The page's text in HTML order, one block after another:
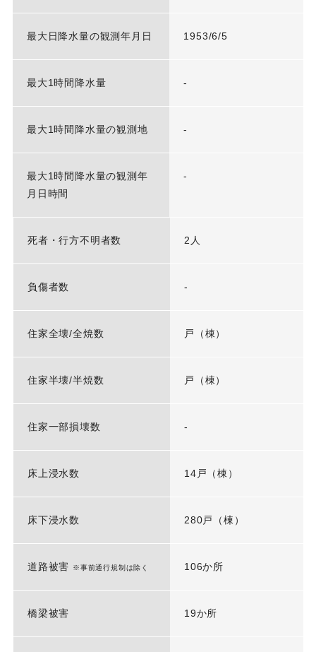
最大日降水量の観測年月日 1953/6/5
最大1時間降水量 -
最大1時間降水量の観測地 -
最大1時間降水量の観測年
月日時間
-
死者・行方不明者数 2人
負傷者数 -
住家全壊/全焼数 戸（棟）
住家半壊/半焼数 戸（棟）
住家一部損壊数 -
床上浸水数 14戸（棟）
床下浸水数 280戸（棟）
道路被害 ※事前通行規制は除く 106か所
橋梁被害 19か所